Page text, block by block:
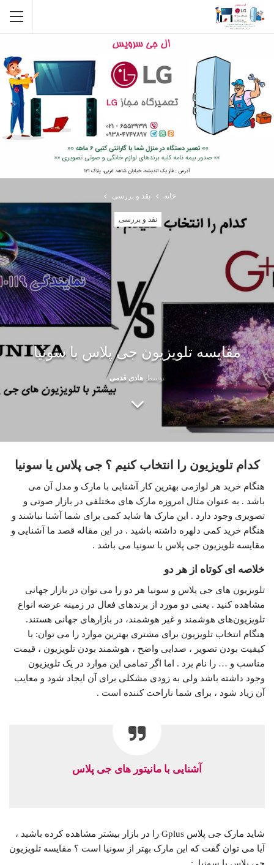
خانه نقد و بررسی
نقد و بررسی
مقایسه تلویزیون جی پلاس با سونیا
توسط هادی قدمی
کدام تلویزیون را انتخاب کنیم ؟ جی پلاس یا سونیا
هنگام خرید هر لوازمی بهترین کار آشنایی با مارک و مدل آن می
باشد . به عنوان مثال امروزه مارک های مختلفی در بازار صوتی و
تصویری وجود دارد . این مارک ها شاید کمی برای شما آشنا نباشند و
هنگام خرید کمی دلهره داشته باشید . در این مقاله قصد ما آشنایی و
مقایسه تلویزیون جی پلاس با سونیا می باشد .
خلاصه ای کوتاه از هر دو
تلویزیون های جی پلاس و سونیا هر دو را می توان در بازار جهانی
مشاهده کنید . یعنی دو مورد از برندهای فعال در زمینه عرضه انواع
تلویزیون‌های هوشمند و غیر هوشمند، در بازارهای جهانی هستند.
هنگام انتخاب تلویزیون برای مشتری بهترین موارد را می توان: با
کیفیت بودن تصویر ، صدایی واضح ، هوشمند بودن تلویزیون ، قیمت
مناسب و … را نام برد . اما اگر تمامی این موارد در یک تلویزیون
وجود داشته باشد ولی به زودی مشکلی برای آن ایجاد شود و معایب
آن زیاد شود ، برای شما ناراحت کننده است .
آشنایی با مانیتور های جی پلاس
شاید مارک جی پلاس Gplus را در بازار بیشتر مشاهده کرده باشید ،
آیا می توان گفت که این مارک بهتر از سونیا است ؟ مقایسه تلویزیون